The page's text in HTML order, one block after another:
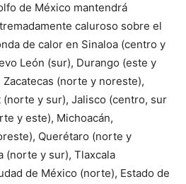
de México mantendrá
caluroso sobre el
de calor en Sinaloa (centro y
León (sur), Durango (este y
(norte y noreste),
(norte y sur), Jalisco (centro, sur
y este), Michoacán,
Querétaro (norte y
(norte y sur), Tlaxcala
de México (norte), Estado de